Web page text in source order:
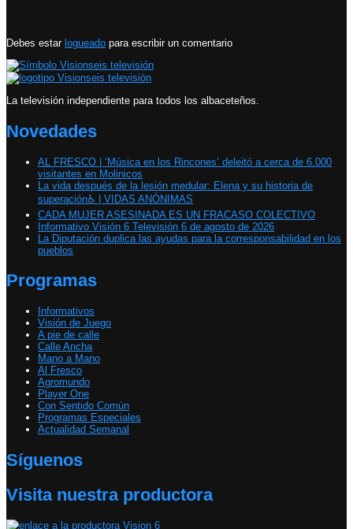
Debes estar logueado para escribir un comentario
La televisión independiente para todos los albaceteños.
Novedades
AL FRESCO | ‘Música en los Rincones’ deleitó a cerca de 6.000
visitantes en Molinicos
La vida después de la lesión medular: Elena y su historia de
superación♿️ | VIDAS ANÓNIMAS
CADA MUJER ASESINADA ES UN FRACASO COLECTIVO
Informativo Visión 6 Televisión 6 de agosto de 2026
La Diputación duplica las ayudas para la corresponsabilidad en los
pueblos
Programas
Informativos
Visión de Juego
A pie de calle
Calle Ancha
Mano a Mano
Al Fresco
Agromundo
Player One
Con Sentido Común
Programas Especiales
Actualidad Semanal
Síguenos
Visita nuestra productora